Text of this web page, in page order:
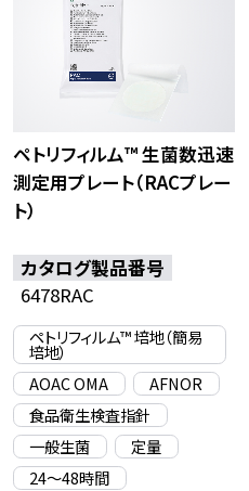
ペトリフィルム™ 生菌数迅速
測定用プレート（RACプレー
ト）
カタログ製品番号
6478RAC
ペトリフィルム™ 培地（簡易
培地）
AOAC OMA
AFNOR
食品衛生検査指針
一般生菌
定量
24〜48時間